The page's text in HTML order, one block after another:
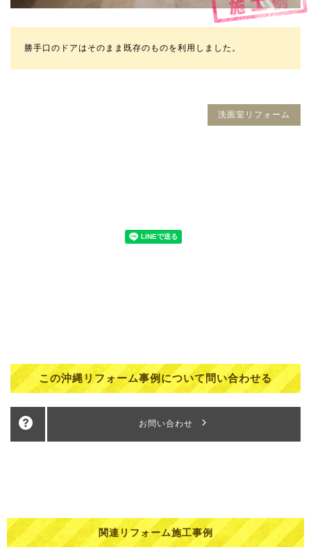
勝手口のドアはそのまま既存のものを利用しました。
洗面室リフォーム
この沖縄リフォーム事例について問い合わせる
お問い合わせ
関連リフォーム施工事例